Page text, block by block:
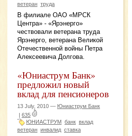
ветеран труда
В филиале ОАО «МРСК
Центра» - «Ярэнерго»
чествовали ветерана труда
Ярэнерго, ветерана Великой
Отечественной войны Петра
Алексеевича Долгова.
«Юниаструм Банк»
предложил новый
вклад для пенсионеров
13 July, 2010 — Юниаструм Банк
635
ЮНИАСТРУМ банк вклад
ветеран инвалид ставка